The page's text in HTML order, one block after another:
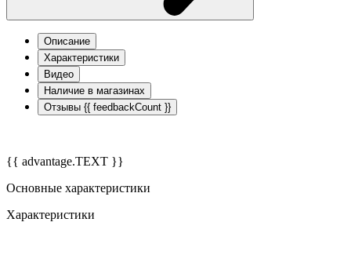
Описание
Характеристики
Видео
Наличие в магазинах
Отзывы {{ feedbackCount }}
{{ advantage.TEXT }}
Основные характеристики
Характеристики